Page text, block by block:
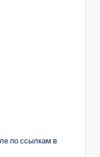
по ссылкам в